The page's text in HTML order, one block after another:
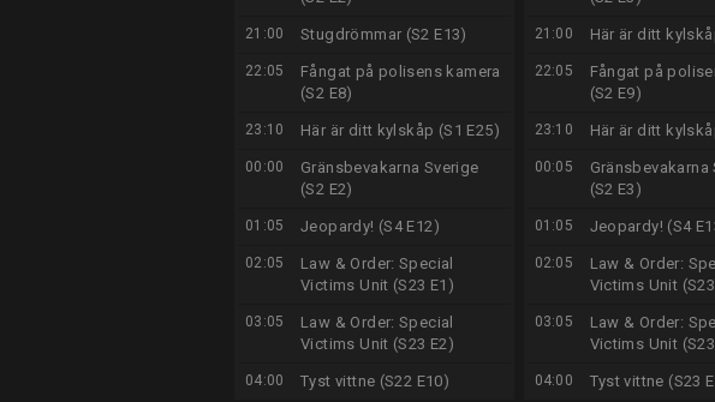
21:00 Stugdrömmar (S2 E13)
22:05
Fångat på polisens kamera
(S2 E8)
23:10 Här är ditt kylskåp (S1 E25)
00:00
Gränsbevakarna Sverige
(S2 E2)
01:05 Jeopardy! (S4 E12)
02:05
Law & Order: Special
Victims Unit (S23 E1)
03:05
Law & Order: Special
Victims Unit (S23 E2)
04:00 Tyst vittne (S22 E10)
21:00 Här är ditt
22:05
Fångat på
(S2 E9)
23:10 Här är ditt
00:05
Gränsbevakarna
(S2 E3)
01:05 Jeopardy! (S4
02:05
Law & Order:
Victims Unit
03:05
Law & Order:
Victims Unit
04:00 Tyst vittne (S23